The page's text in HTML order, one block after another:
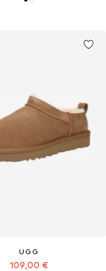
UGG
109,00 €